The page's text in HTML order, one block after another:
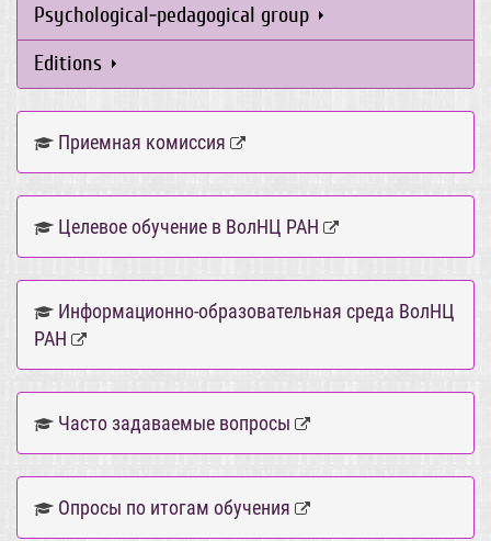
Psychological-pedagogical group
Editions
Приемная комиссия
Целевое обучение в ВолНЦ РАН
Информационно-образовательная среда ВолНЦ
РАН
Часто задаваемые вопросы
Опросы по итогам обучения